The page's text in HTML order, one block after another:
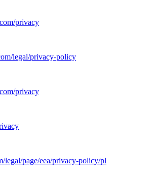
privacy
legal/privacy-policy
privacy
legal/page/eea/privacy-policy/pl